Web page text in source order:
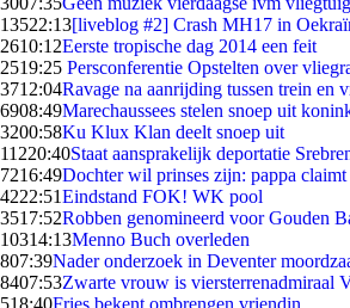
13522:13[liveblog #2] Crash MH17 in
2610:12Eerste tropische dag 2014 een feit
2519:25 Persconferentie Opstelten over
3712:04Ravage na aanrijding tussen trein en
6908:49Marechaussees stelen snoep uit
3200:58Ku Klux Klan deelt snoep uit
11220:40Staat aansprakelijk deportatie
7216:49Dochter wil prinses zijn: pappa
4222:51Eindstand FOK! WK pool
3517:52Robben genomineerd voor Gouden
10314:13Menno Buch overleden
807:39Nader onderzoek in Deventer
8407:53Zwarte vrouw is viersterrenadmiraal
518:40Fries bekent ombrengen vriendin